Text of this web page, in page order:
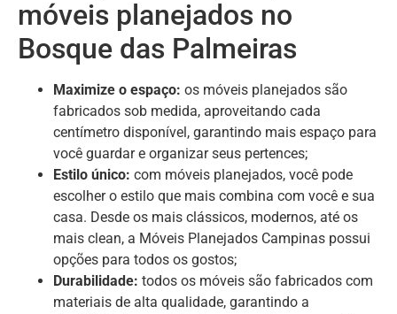
móveis planejados no
Bosque das Palmeiras
Maximize o espaço: os móveis planejados são
fabricados sob medida, aproveitando cada
centímetro disponível, garantindo mais espaço para
você guardar e organizar seus pertences;
Estilo único: com móveis planejados, você pode
escolher o estilo que mais combina com você e sua
casa. Desde os mais clássicos, modernos, até os
mais clean, a Móveis Planejados Campinas possui
opções para todos os gostos;
Durabilidade: todos os móveis são fabricados com
materiais de alta qualidade, garantindo a